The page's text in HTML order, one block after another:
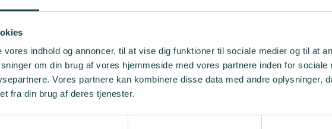
indhold og annoncer, til at vise dig funktioner til sociale medier og til at
om din brug af vores hjemmeside med vores partnere inden for sociale
Vores partnere kan kombinere disse data med andre oplysninger,
fra din brug af deres tjenester.